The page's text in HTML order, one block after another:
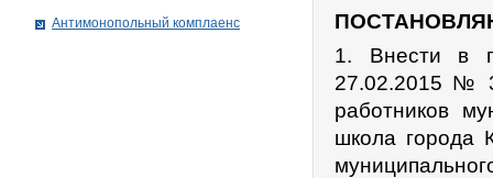
1. Внести в
27.02.2015 №
работников
школа города
Антимонопольный комплаенс